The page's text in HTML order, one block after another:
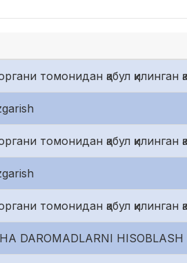
томонидан қабул қилинган
томонидан қабул қилинган
томонидан қабул қилинган
DAROMADLARNI HISOBLASH